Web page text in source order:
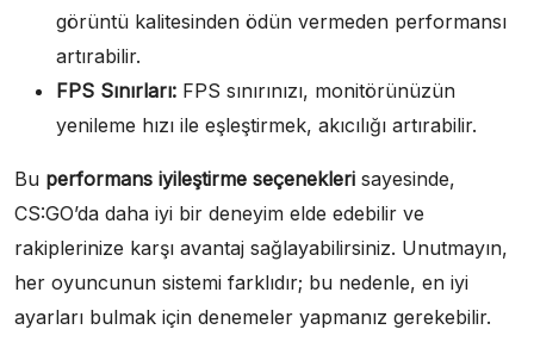
görüntü kalitesinden ödün vermeden performansı
artırabilir.
FPS Sınırları: FPS sınırınızı, monitörünüzün
yenileme hızı ile eşleştirmek, akıcılığı artırabilir.
Bu performans iyileştirme seçenekleri sayesinde,
CS:GO’da daha iyi bir deneyim elde edebilir ve
rakiplerinize karşı avantaj sağlayabilirsiniz. Unutmayın,
her oyuncunun sistemi farklıdır; bu nedenle, en iyi
ayarları bulmak için denemeler yapmanız gerekebilir.